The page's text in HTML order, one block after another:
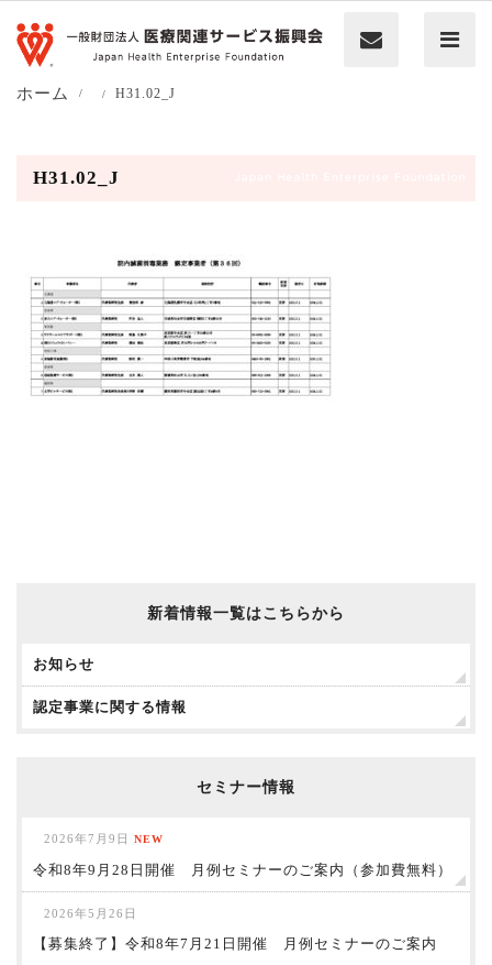
ホーム H31.02_J
H31.02_J
新着情報一覧はこちらから
お知らせ
認定事業に関する情報
セミナー情報
2026年7月9日 NEW
令和8年9月28日開催 月例セミナーのご案内（参加費無料）
2026年5月26日
【募集終了】令和8年7月21日開催 月例セミナーのご案内